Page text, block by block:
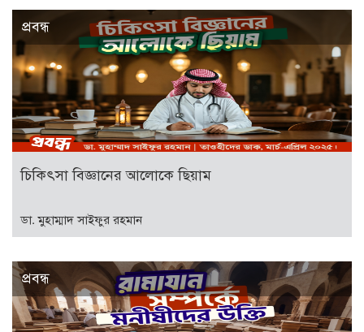
প্রবন্ধ
চিকিৎসা বিজ্ঞানের আলোকে ছিয়াম
ডা. মুহাম্মাদ সাইফুর রহমান
প্রবন্ধ